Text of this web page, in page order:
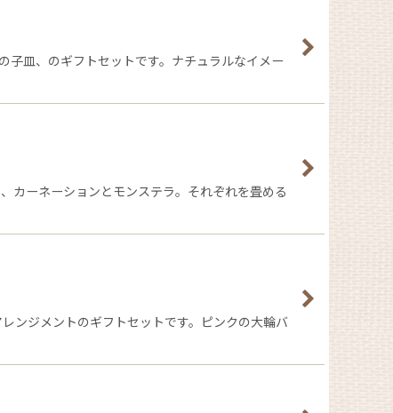
子皿、のギフトセットです。ナチュラルなイメー
カーネーションとモンステラ。それぞれを畳める
ンジメントのギフトセットです。ピンクの大輪バ